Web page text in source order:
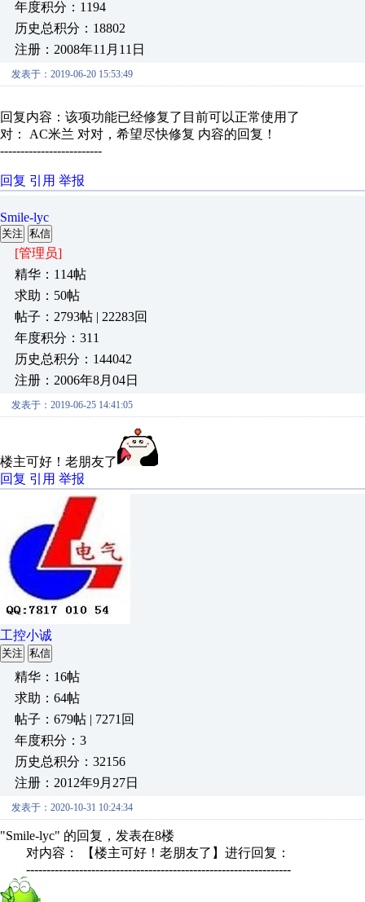
年度积分：1194
历史总积分：18802
注册：2008年11月11日
发表于：2019-06-20 15:53:49
回复内容：该项功能已经修复了目前可以正常使用了
对： AC米兰 对对，希望尽快修复 内容的回复！
-------------------------
回复 引用 举报
Smile-lyc
关注 私信
[管理员]
精华：114帖
求助：50帖
帖子：2793帖 | 22283回
年度积分：311
历史总积分：144042
注册：2006年8月04日
发表于：2019-06-25 14:41:05
楼主可好！老朋友了
回复 引用 举报
工控小诚
关注 私信
精华：16帖
求助：64帖
帖子：679帖 | 7271回
年度积分：3
历史总积分：32156
注册：2012年9月27日
发表于：2020-10-31 10:24:34
"Smile-lyc" 的回复，发表在8楼
对内容： 【楼主可好！老朋友了】进行回复：
-----------------------------------------------------------------